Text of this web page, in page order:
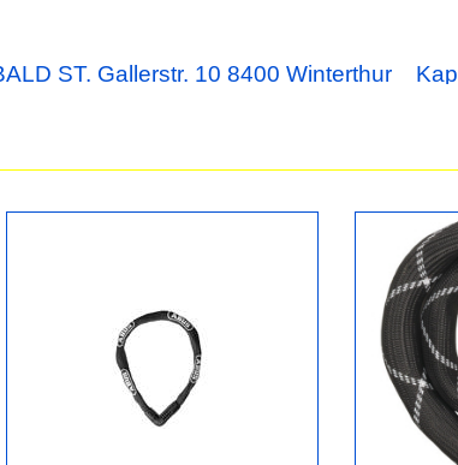
ST. Gallerstr. 10 8400 Winterthur